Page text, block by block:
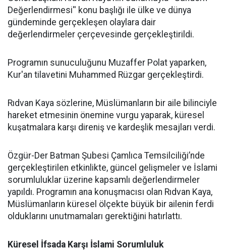
Değerlendirmesi'' konu başlığı ile ülke ve dünya
gündeminde gerçekleşen olaylara dair
değerlendirmeler çerçevesinde gerçekleştirildi.
Programın sunuculuğunu Muzaffer Polat yaparken,
Kur'an tilavetini Muhammed Rüzgar gerçekleştirdi.
Rıdvan Kaya sözlerine, Müslümanların bir aile bilinciyle
hareket etmesinin önemine vurgu yaparak, küresel
kuşatmalara karşı direniş ve kardeşlik mesajları verdi.
Özgür-Der Batman Şubesi Çamlıca Temsilciliği’nde
gerçekleştirilen etkinlikte, güncel gelişmeler ve İslami
sorumluluklar üzerine kapsamlı değerlendirmeler
yapıldı. Programın ana konuşmacısı olan Rıdvan Kaya,
Müslümanların küresel ölçekte büyük bir ailenin ferdi
olduklarını unutmamaları gerektiğini hatırlattı.
Küresel İfsada Karşı İslami Sorumluluk